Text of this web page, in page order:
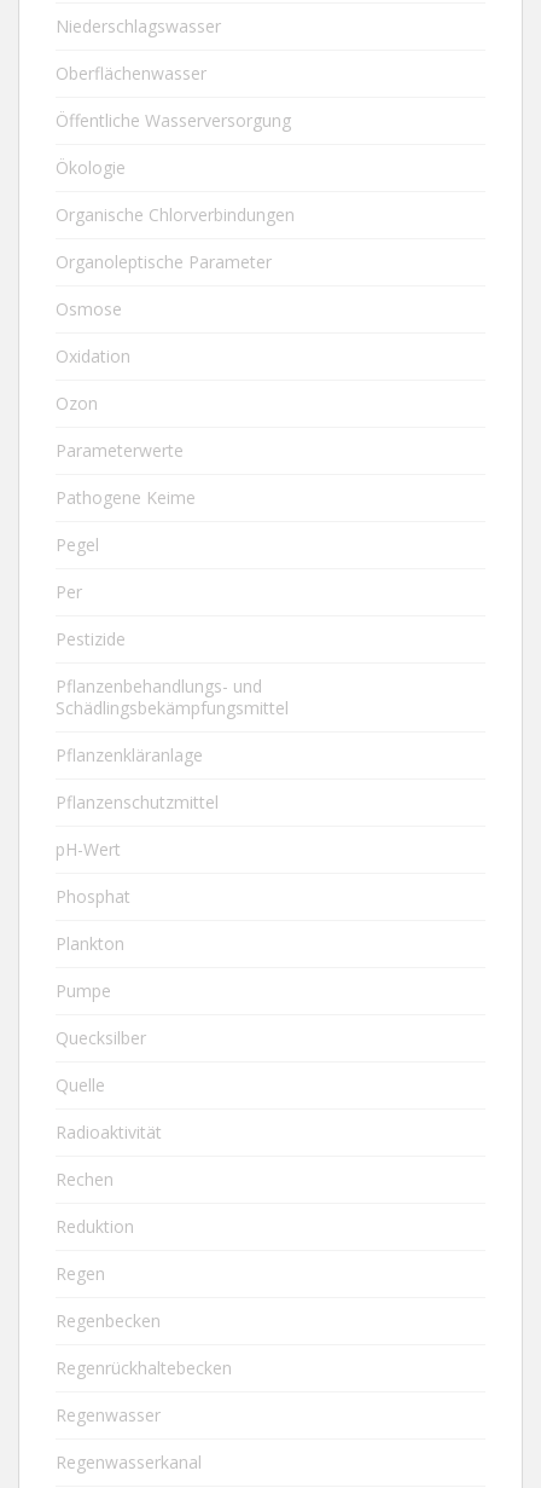
Niederschlagswasser
Oberflächenwasser
Öffentliche Wasserversorgung
Ökologie
Organische Chlorverbindungen
Organoleptische Parameter
Osmose
Oxidation
Ozon
Parameterwerte
Pathogene Keime
Pegel
Per
Pestizide
Pflanzenbehandlungs- und
Schädlingsbekämpfungsmittel
Pflanzenkläranlage
Pflanzenschutzmittel
pH-Wert
Phosphat
Plankton
Pumpe
Quecksilber
Quelle
Radioaktivität
Rechen
Reduktion
Regen
Regenbecken
Regenrückhaltebecken
Regenwasser
Regenwasserkanal